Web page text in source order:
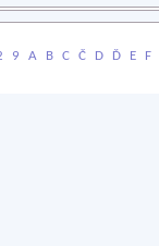
9 A B C Č D Ď E F